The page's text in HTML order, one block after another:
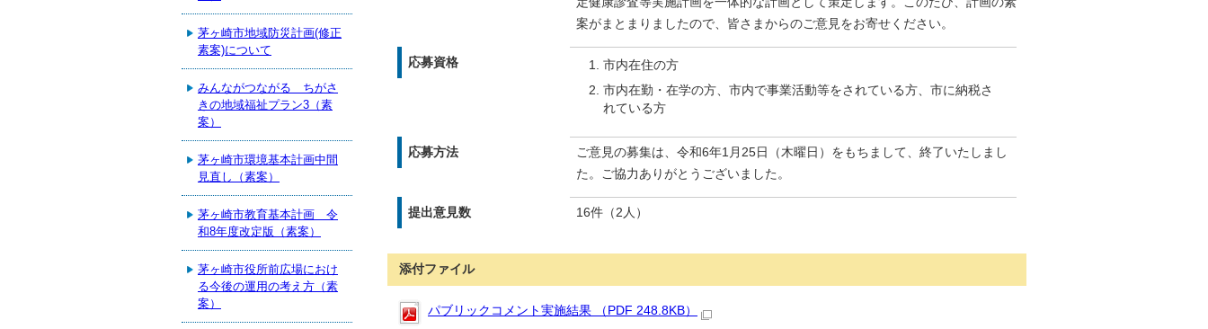
案がまとまりましたので、皆さまからのご意見をお寄せください。
応募資格
市内在住の方
市内在勤・在学の方、市内で事業活動等をされている方、市に納税さ
れている方
応募方法
ご意見の募集は、令和6年1月25日（木曜日）をもちまして、終了いたしまし
た。ご協力ありがとうございました。
提出意見数 16件（2人）
添付ファイル
パブリックコメント実施結果 （PDF 248.8KB）
茅ヶ崎市地域防災計画(修正
素案)について
みんながつながる ちがさ
きの地域福祉プラン3（素
案）
茅ヶ崎市環境基本計画中間
見直し（素案）
茅ヶ崎市教育基本計画 令
和8年度改定版（素案）
茅ヶ崎市役所前広場におけ
る今後の運用の考え方（素
案）